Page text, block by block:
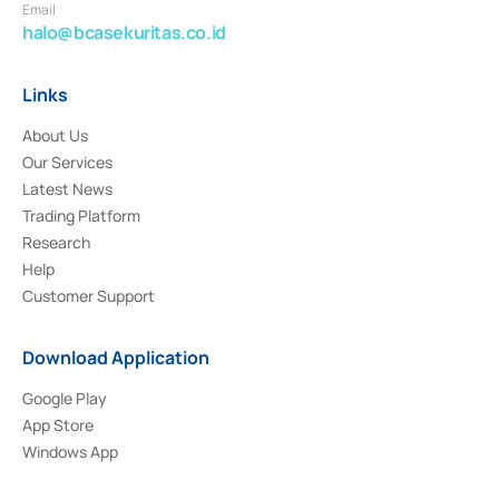
Email
halo@bcasekuritas.co.id
Links
About Us
Our Services
Latest News
Trading Platform
Research
Help
Customer Support
Download Application
Google Play
App Store
Windows App